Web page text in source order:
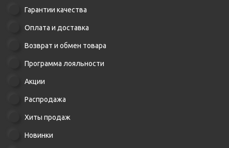
Гарантии качества
Оплата и доставка
Возврат и обмен товара
Программа лояльности
Акции
Распродажа
Хиты продаж
Новинки